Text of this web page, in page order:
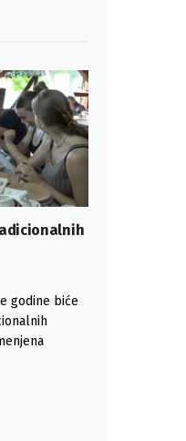
godine biće